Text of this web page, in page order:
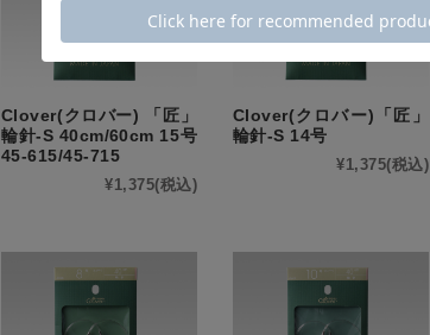
Clover(クロバー) 「匠」
輪針-S 40cm/60cm 15号
45-615/45-715
¥1,375(税込)
Clover(クロバー)「匠」
輪針-S 14号
¥1,375(税込)